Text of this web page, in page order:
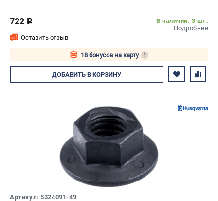
722 c
В наличии: 3 шт.
Подробнее
Оставить отзыв
18 бонусов на карту ?
Авторизуйтесь
ДОБАВИТЬ В КОРЗИНУ
Артикул: 5324091-49